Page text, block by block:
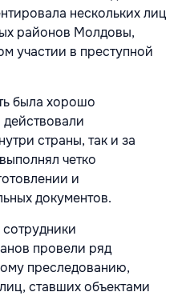
нескольких лиц
районов Молдовы,
участии в преступной
была хорошо
действовали
страны, так и за
четко
и
документов.
провели ряд
преследованию,
ставших объектами